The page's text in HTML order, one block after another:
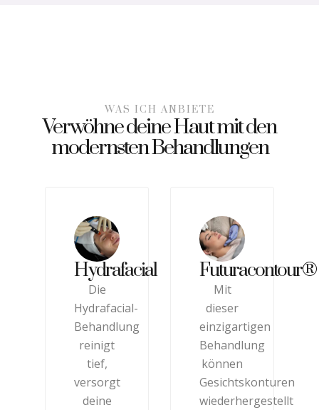
WAS ICH ANBIETE
Verwöhne deine Haut mit den
modernsten Behandlungen
Hydrafacial
Die
Hydrafacial-
Behandlung
reinigt
tief,
versorgt
deine
Futuracontour®
Mit
dieser
einzigartigen
Behandlung
können
Gesichtskonturen
wiederhergestellt